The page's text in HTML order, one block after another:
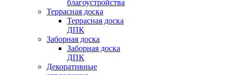
благоустройства
Террасная доска
Террасная доска
ДПК
Заборная доска
Заборная доска
ДПК
Декоративные